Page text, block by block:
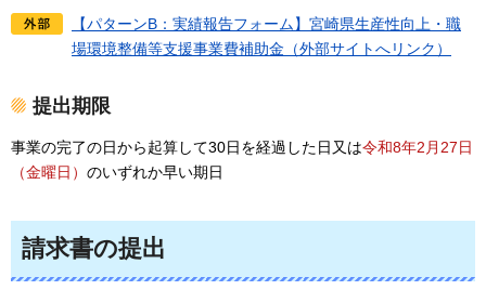
【パターンB：実績報告フォーム】宮崎県生産性向上・職
場環境整備等支援事業費補助金（外部サイトへリンク）
提出期限
事業の完了の日から起算して30日を経過した日又は令和8年2月27日
（金曜日） のいずれか早い期日
請求書の提出